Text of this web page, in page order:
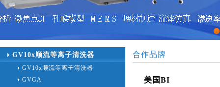
1
GV10x顺流等离子清洗器
GV10x顺流等离子清洗器
GVGA
合作品牌
美国BI